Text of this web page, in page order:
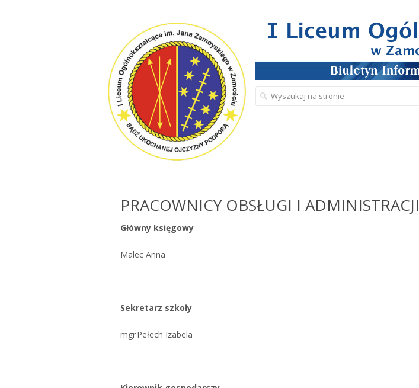
PRACOWNICY OBSŁUGI I ADMINISTRACJI
Główny księgowy
Malec Anna
Sekretarz szkoły
mgr Pełech Izabela